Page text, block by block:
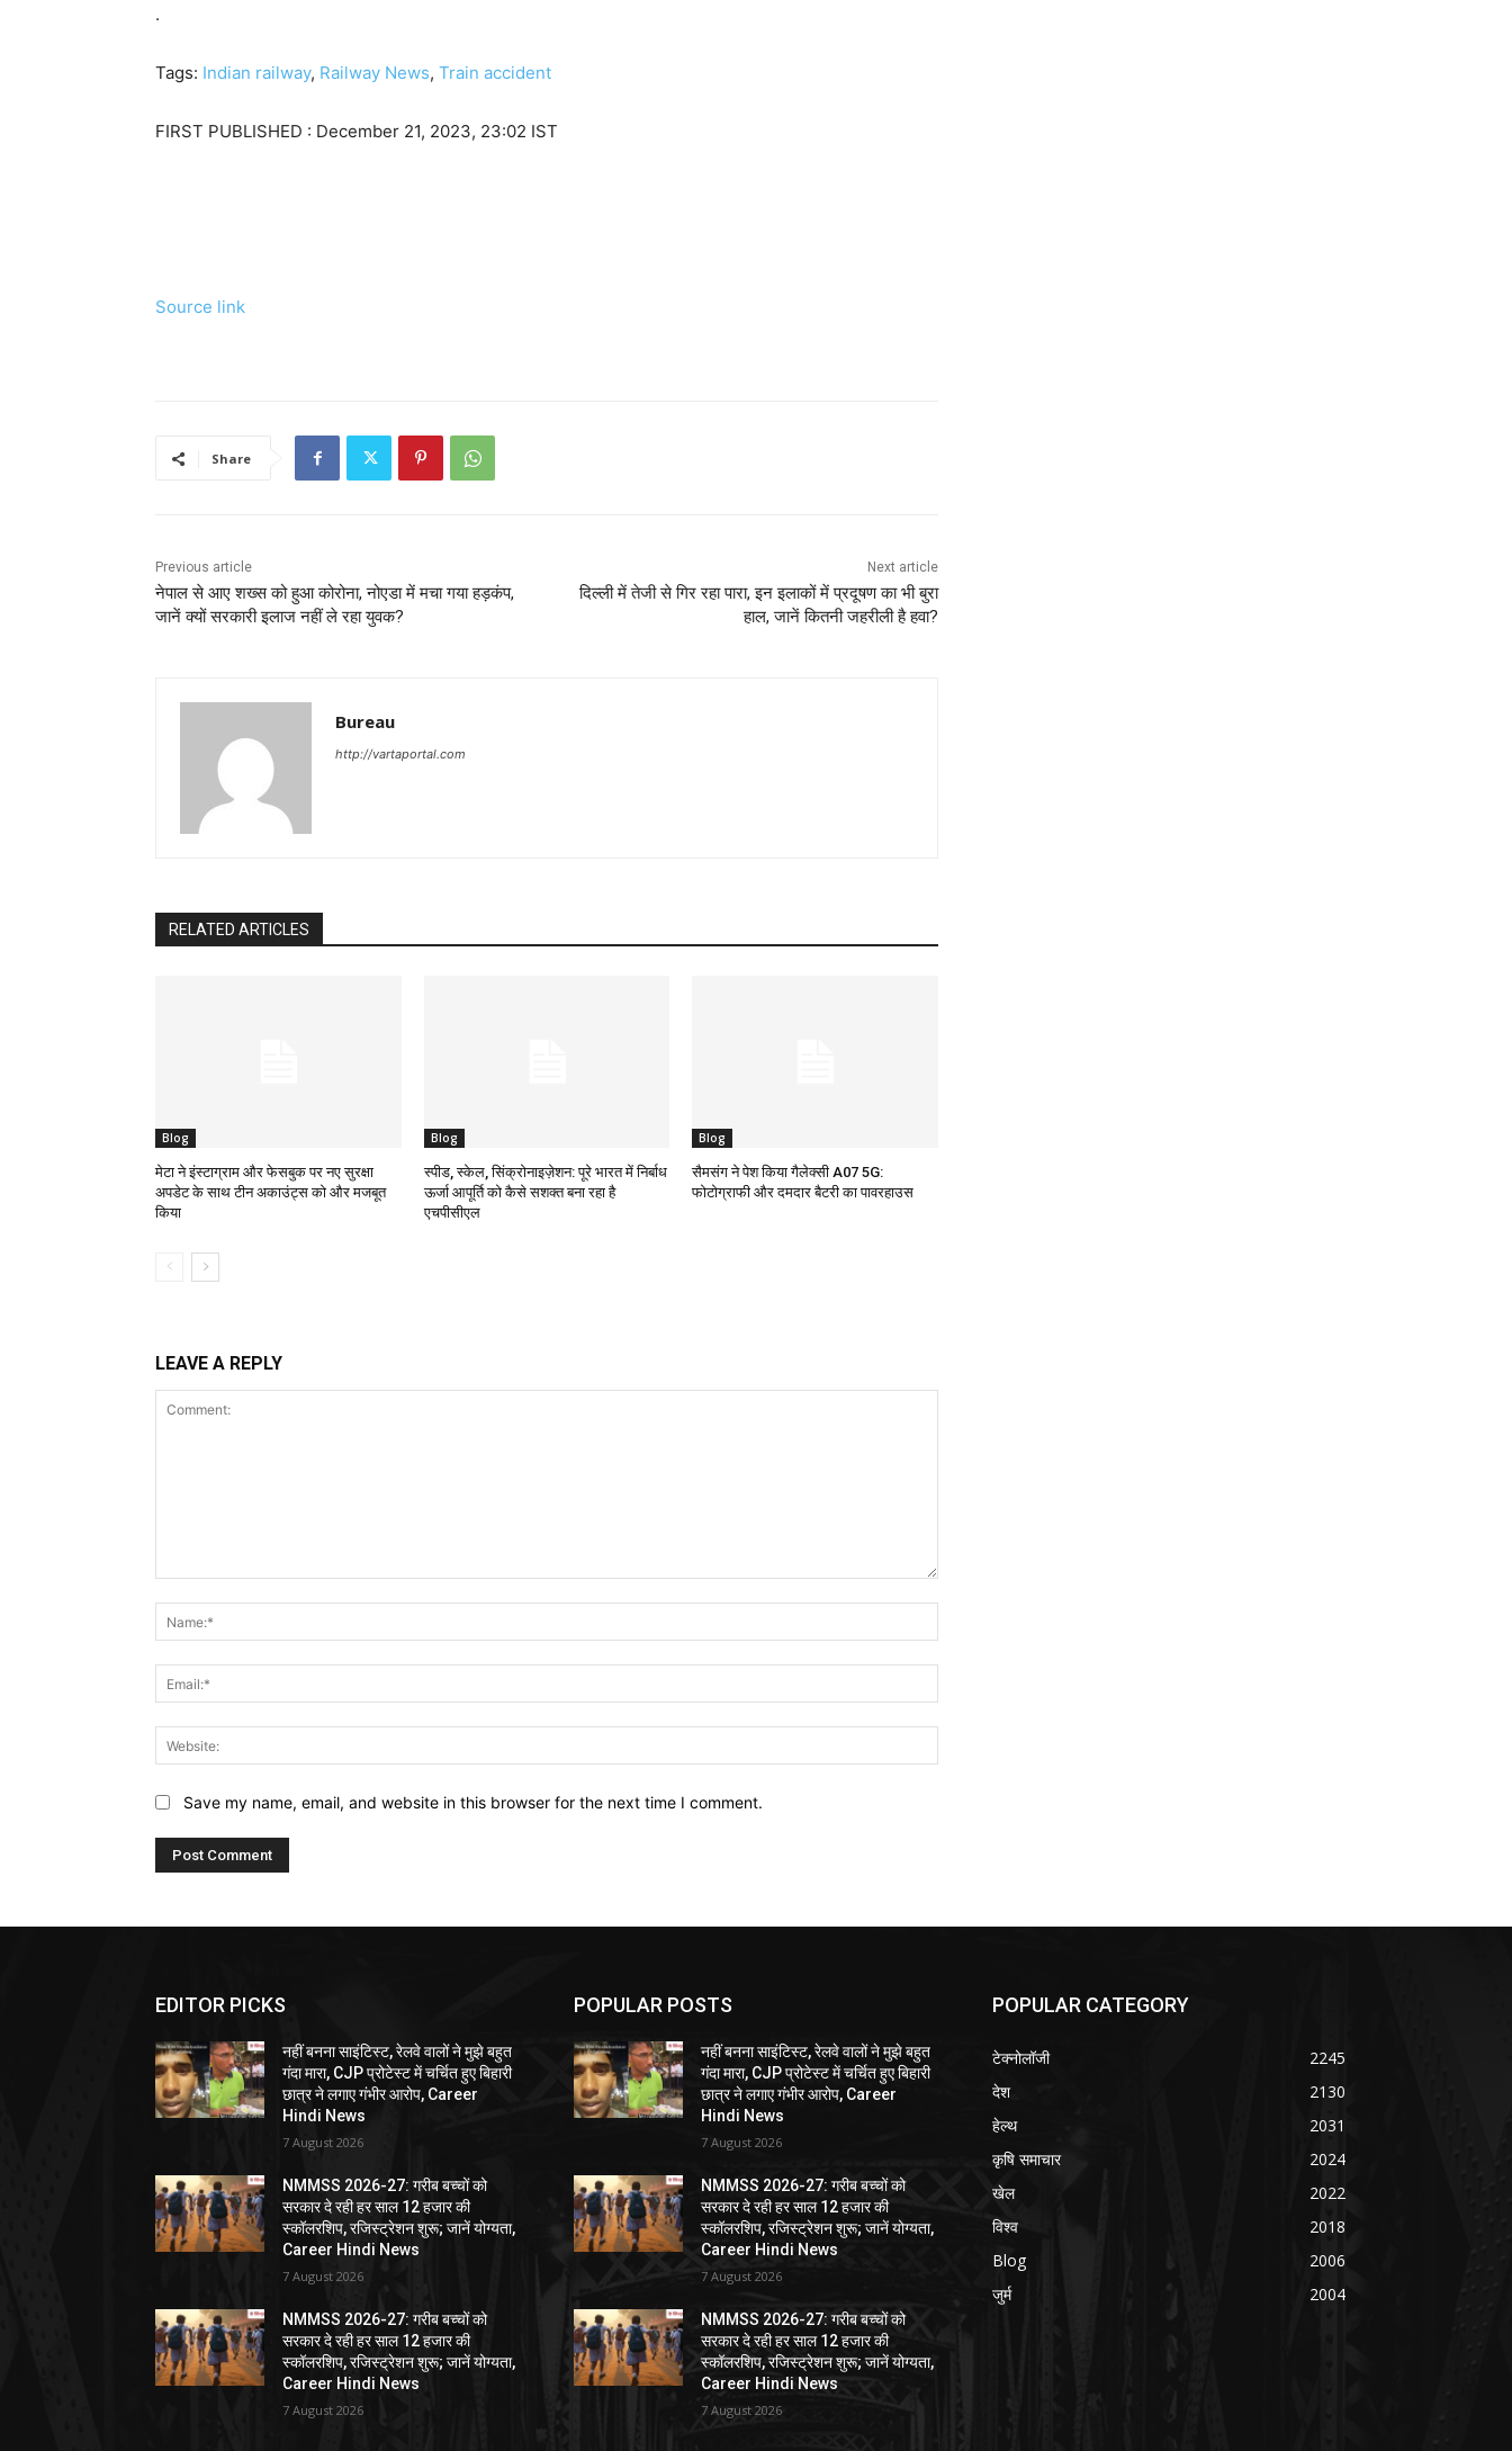
.
Tags: Indian railway, Railway News, Train accident
FIRST PUBLISHED : December 21, 2023, 23:02 IST
Source link
Share
Previous article
नेपाल से आए शख्‍स को हुआ कोरोना, नोएडा में मचा गया हड़कंप,
जानें क्‍यों सरकारी इलाज नहीं ले रहा युवक?
Next article
दिल्‍ली में तेजी से गिर रहा पारा, इन इलाकों में प्रदूषण का भी बुरा
हाल, जानें कितनी जहरीली है हवा?
Bureau
http://vartaportal.com
RELATED ARTICLES
Blog
मेटा ने इंस्टाग्राम और फेसबुक पर नए सुरक्षा
अपडेट के साथ टीन अकाउंट्स को और मजबूत
किया
Blog
स्पीड, स्केल, सिंक्रोनाइज़ेशन: पूरे भारत में निर्बाध
ऊर्जा आपूर्ति को कैसे सशक्त बना रहा है
एचपीसीएल
Blog
सैमसंग ने पेश किया गैलेक्सी A07 5G:
फोटोग्राफी और दमदार बैटरी का पावरहाउस
LEAVE A REPLY
Save my name, email, and website in this browser for the next time I comment.
EDITOR PICKS
नहीं बनना साइंटिस्ट, रेलवे वालों ने मुझे बहुत
गंदा मारा, CJP प्रोटेस्ट में चर्चित हुए बिहारी
छात्र ने लगाए गंभीर आरोप, Career
Hindi News
7 August 2026
NMMSS 2026-27: गरीब बच्चों को
सरकार दे रही हर साल 12 हजार की
स्कॉलरशिप, रजिस्ट्रेशन शुरू; जानें योग्यता,
Career Hindi News
7 August 2026
NMMSS 2026-27: गरीब बच्चों को
सरकार दे रही हर साल 12 हजार की
स्कॉलरशिप, रजिस्ट्रेशन शुरू; जानें योग्यता,
Career Hindi News
7 August 2026
POPULAR POSTS
नहीं बनना साइंटिस्ट, रेलवे वालों ने मुझे बहुत
गंदा मारा, CJP प्रोटेस्ट में चर्चित हुए बिहारी
छात्र ने लगाए गंभीर आरोप, Career
Hindi News
7 August 2026
NMMSS 2026-27: गरीब बच्चों को
सरकार दे रही हर साल 12 हजार की
स्कॉलरशिप, रजिस्ट्रेशन शुरू; जानें योग्यता,
Career Hindi News
7 August 2026
NMMSS 2026-27: गरीब बच्चों को
सरकार दे रही हर साल 12 हजार की
स्कॉलरशिप, रजिस्ट्रेशन शुरू; जानें योग्यता,
Career Hindi News
7 August 2026
POPULAR CATEGORY
टेक्नोलॉजी
2245
देश
2130
हेल्थ
2031
कृषि समाचार
2024
खेल
2022
विश्व
2018
Blog
2006
जुर्म
2004